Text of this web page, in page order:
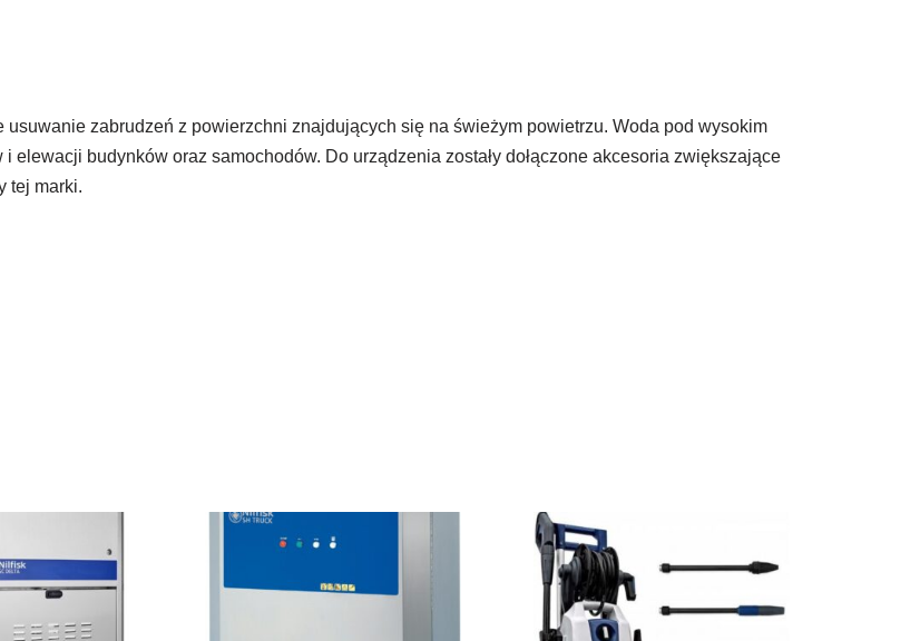
zabrudzeń z powierzchni znajdujących się na świeżym powietrzu. Woda pod wysokim
budynków oraz samochodów. Do urządzenia zostały dołączone akcesoria zwiększające
tej marki.